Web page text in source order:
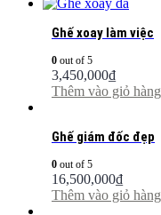
Ghế xoay làm việc
0 out of 5
3,450,000₫
Thêm vào giỏ hàng
Ghế giám đốc đẹp
0 out of 5
16,500,000₫
Thêm vào giỏ hàng